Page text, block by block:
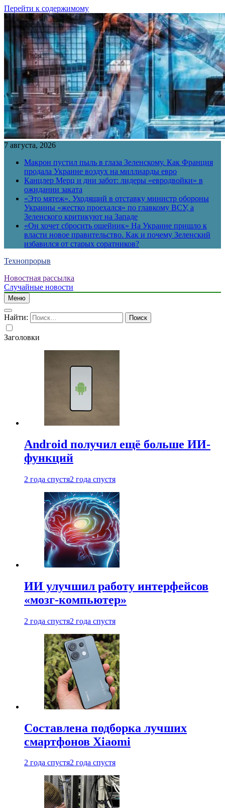
Перейти к содержимому
7 августа, 2026
Макрон пустил пыль в глаза Зеленскому. Как Франция
продала Украине воздух на миллиарды евро
Канцлер Мерц и дни забот: лидеры «евродвойки» в
ожидании заката
«Это мятеж». Уходящий в отставку министр обороны
Украины «жестко проехался» по главкому ВСУ, а
Зеленского критикуют на Западе
«Он хочет сбросить ошейник» На Украине пришло к
власти новое правительство. Как и почему Зеленский
избавился от старых соратников?
Технопрорыв
Новостная рассылка
Случайные новости
Меню
Найти:
Заголовки
Android получил ещё больше ИИ-
функций
2 года спустя2 года спустя
ИИ улучшил работу интерфейсов
«мозг-компьютер»
2 года спустя2 года спустя
Составлена подборка лучших
смартфонов Xiaomi
2 года спустя2 года спустя